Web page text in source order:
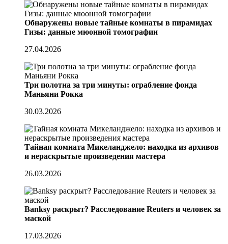
Обнаружены новые тайные комнаты в пирамидах
Гизы: данные мюонной томографии
27.04.2026
Три полотна за три минуты: ограбление фонда
Маньяни Рокка
30.03.2026
Тайная комната Микеланджело: находка из архивов
и нераскрытые произведения мастера
26.03.2026
Banksy раскрыт? Расследование Reuters и человек за
маской
17.03.2026